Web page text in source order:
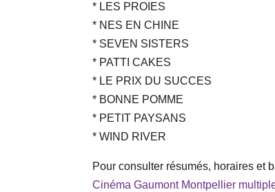
* LES PROIES
* NES EN CHINE
* SEVEN SISTERS
* PATTI CAKES
* LE PRIX DU SUCCES
* BONNE POMME
* PETIT PAYSANS
* WIND RIVER
Pour consulter résumés, horaires et
Cinéma Gaumont Montpellier